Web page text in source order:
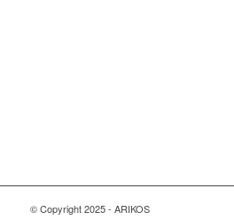
© Copyright 2025 - ARIKOS